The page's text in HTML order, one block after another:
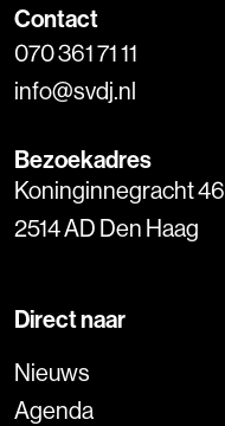
Contact
070 361 71 11
info@svdj.nl
Bezoekadres
Koninginnegracht 46
2514 AD Den Haag
Direct naar
Nieuws
Agenda